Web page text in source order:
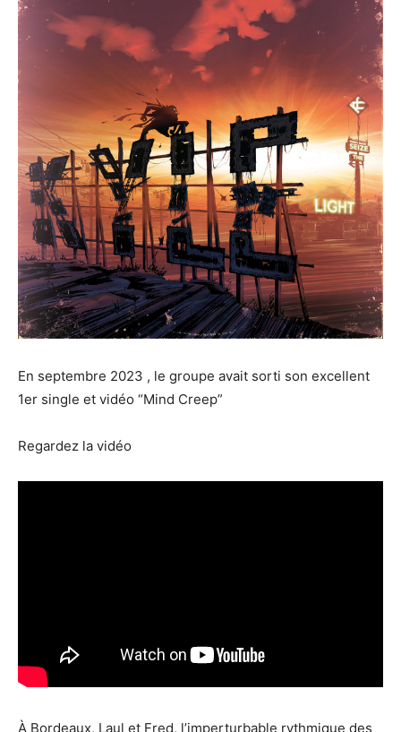
En septembre 2023 , le groupe avait sorti son excellent
1er single et vidéo “Mind Creep”
Regardez la vidéo
À Bordeaux, Laul et Fred, l’imperturbable rythmique des